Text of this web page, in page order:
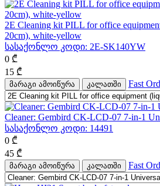
2E Cleaning kit PILL for office
20cm), white-yellow
სასაქონლო კოდი: 2E-SK140YW
0 ₾
15 ₾
მარაგი ამოიწურა კალათში Fast
Cleaner: Gembird CK-LCD-07 7-in-1
სასაქონლო კოდი: 14491
0 ₾
45 ₾
მარაგი ამოიწურა კალათში Fast